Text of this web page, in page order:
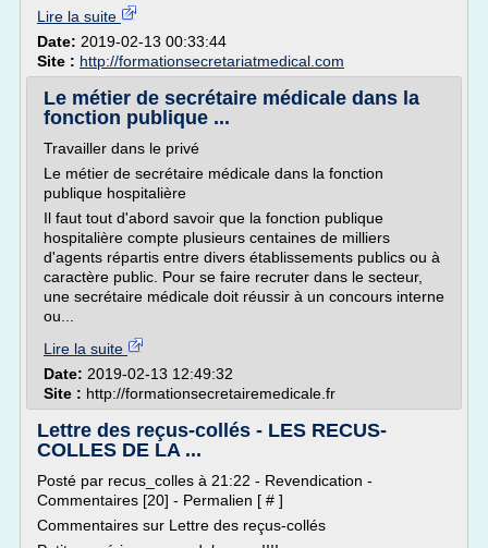
Lire la suite
Date: 2019-02-13 00:33:44
Site : http://formationsecretariatmedical.com
Le métier de secrétaire médicale dans la
fonction publique ...
Travailler dans le privé
Le métier de secrétaire médicale dans la fonction
publique hospitalière
Il faut tout d'abord savoir que la fonction publique
hospitalière compte plusieurs centaines de milliers
d'agents répartis entre divers établissements publics ou à
caractère public. Pour se faire recruter dans le secteur,
une secrétaire médicale doit réussir à un concours interne
ou...
Lire la suite
Date: 2019-02-13 12:49:32
Site : http://formationsecretairemedicale.fr
Lettre des reçus-collés - LES RECUS-
COLLES DE LA ...
Posté par recus_colles à 21:22 - Revendication -
Commentaires [20] - Permalien [ # ]
Commentaires sur Lettre des reçus-collés